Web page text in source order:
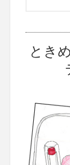
とき